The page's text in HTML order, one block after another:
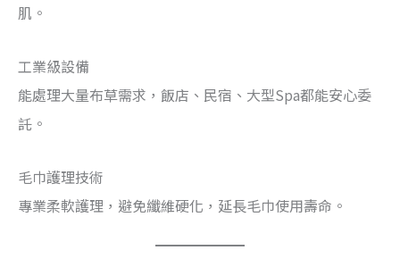
肌。
工業級設備
能處理大量布草需求，飯店、民宿、大型Spa都能安心委
託。
毛巾護理技術
專業柔軟護理，避免纖維硬化，延長毛巾使用壽命。